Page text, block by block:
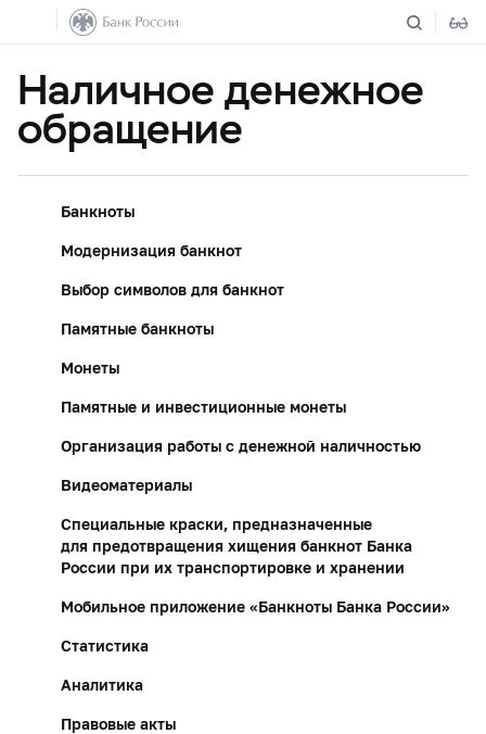
Наличное денежное
обращение
Банкноты
Модернизация банкнот
Выбор символов для банкнот
Памятные банкноты
Монеты
Памятные и инвестиционные монеты
Организация работы с денежной наличностью
Видеоматериалы
Специальные краски, предназначенные
для предотвращения хищения банкнот Банка
России при их транспортировке и хранении
Мобильное приложение «Банкноты Банка России»
Статистика
Аналитика
Правовые акты